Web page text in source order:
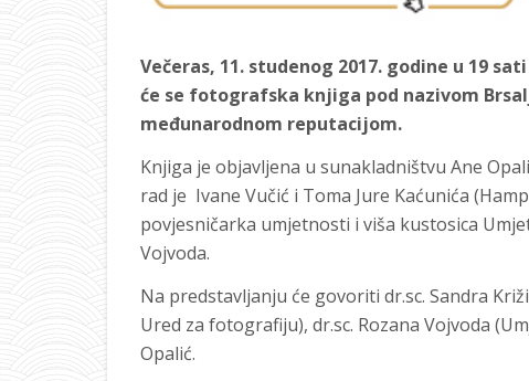
Večeras, 11. studenog 2017. godine u 19
će se fotografska knjiga pod nazivom
međunarodnom reputacijom.
Knjiga je objavljena u sunakladništvu Ane
rad je Ivane Vučić i Toma Jure Kaćunića
povjesničarka umjetnosti i viša kustosica
Vojvoda.
Na predstavljanju će govoriti dr.sc. Sandra
Ured za fotografiju), dr.sc. Rozana Vojvoda
Opalić.